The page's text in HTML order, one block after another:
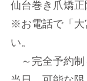
仙台巻き爪矯
※お電話で「大
い。
～完全予約制